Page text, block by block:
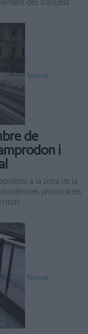
des d'aquest ...
Notícia
de
i
a la zona de la
provocades
...
Notícia